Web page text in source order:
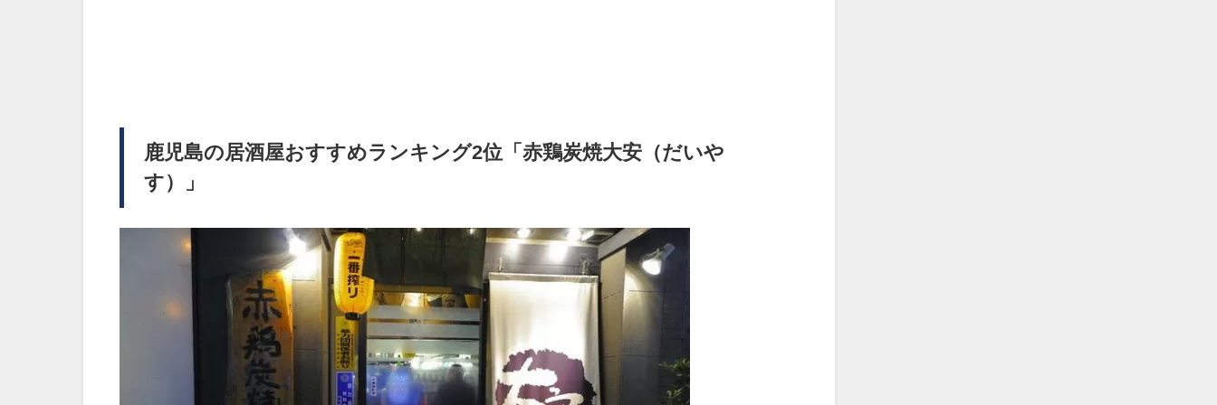
鹿児島の居酒屋おすすめランキング2位「赤鶏炭焼大安（だいや
す）」